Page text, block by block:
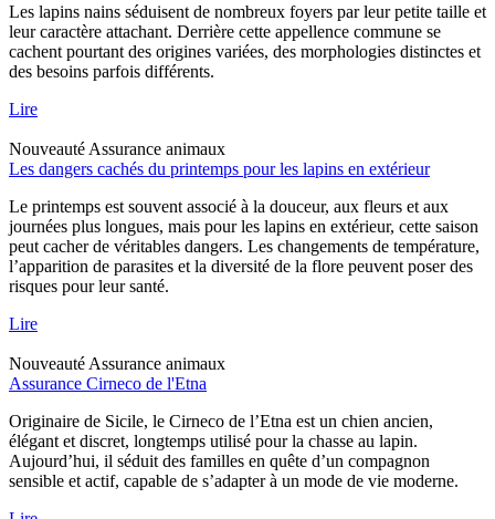
Les lapins nains séduisent de nombreux foyers par leur petite taille et
leur caractère attachant. Derrière cette appellence commune se
cachent pourtant des origines variées, des morphologies distinctes et
des besoins parfois différents.
Lire
Nouveauté Assurance animaux
Les dangers cachés du printemps pour les lapins en extérieur
Le printemps est souvent associé à la douceur, aux fleurs et aux
journées plus longues, mais pour les lapins en extérieur, cette saison
peut cacher de véritables dangers. Les changements de température,
l’apparition de parasites et la diversité de la flore peuvent poser des
risques pour leur santé.
Lire
Nouveauté Assurance animaux
Assurance Cirneco de l'Etna
Originaire de Sicile, le Cirneco de l’Etna est un chien ancien,
élégant et discret, longtemps utilisé pour la chasse au lapin.
Aujourd’hui, il séduit des familles en quête d’un compagnon
sensible et actif, capable de s’adapter à un mode de vie moderne.